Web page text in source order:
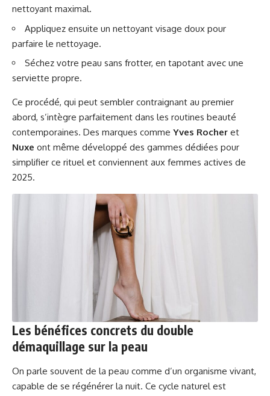
nettoyant maximal.
Appliquez ensuite un nettoyant visage doux pour
parfaire le nettoyage.
Séchez votre peau sans frotter, en tapotant avec une
serviette propre.
Ce procédé, qui peut sembler contraignant au premier
abord, s’intègre parfaitement dans les routines beauté
contemporaines. Des marques comme Yves Rocher et
Nuxe ont même développé des gammes dédiées pour
simplifier ce rituel et conviennent aux femmes actives de
2025.
Les bénéfices concrets du double
démaquillage sur la peau
On parle souvent de la peau comme d’un organisme vivant,
capable de se régénérer la nuit. Ce cycle naturel est